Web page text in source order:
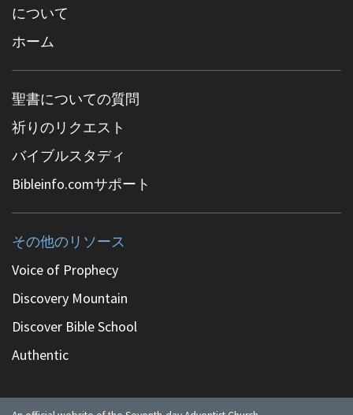
について
ホーム
聖書についての質問
祈りのリクエスト
バイブルスタディ
Bibleinfo.comサポート
その他のリソース
Voice of Prophecy
Discovery Mountain
Discover Bible School
Authentic